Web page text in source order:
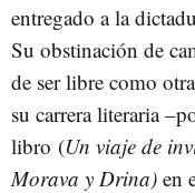
entregado a la
Su obstinación de
de ser libre como
su carrera literaria
libro (Un viaje de
Morava y Drina) en